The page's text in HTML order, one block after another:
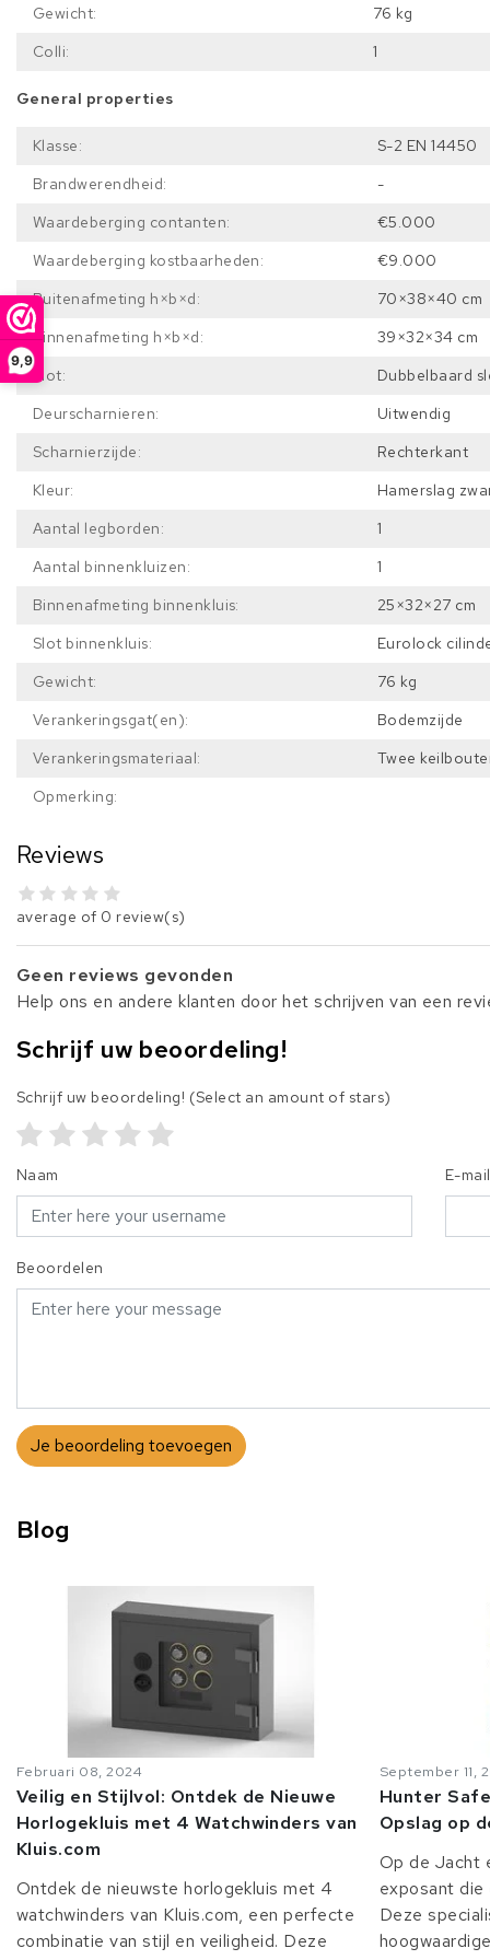
9,9
Gewicht:
76 kg
Colli:
1
General properties
Klasse:
S-2 EN 14450
Brandwerendheid:
-
Waardeberging contanten:
€5.000
Waardeberging kostbaarheden:
€9.000
Buitenafmeting h×b×d:
70×38×40 cm
Binnenafmeting h×b×d:
39×32×34 cm
Slot:
Dubbelbaard
Deurscharnieren:
Uitwendig
Scharnierzijde:
Rechterkant
Kleur:
Hamerslag
Aantal legborden:
1
Aantal binnenkluizen:
1
Binnenafmeting binnenkluis:
25×32×27 cm
Slot binnenkluis:
Eurolock
Gewicht:
76 kg
Verankeringsgat(en):
Bodemzijde
Verankeringsmateriaal:
Twee
Opmerking:
Reviews
average of 0 review(s)
Geen reviews gevonden
Help ons en andere klanten door het schrijven van een
Schrijf uw beoordeling!
Schrijf uw beoordeling! (Select an amount of stars)
Naam E-mail
Beoordelen
Je beoordeling toevoegen
Blog
Februari 08, 2024
Veilig en Stijlvol: Ontdek de Nieuwe
Horlogekluis met 4 Watchwinders van
Kluis.com
Ontdek de nieuwste horlogekluis met 4
watchwinders van Kluis.com, een perfecte
combinatie van stijl en veiligheid. Deze
September 11,
Hunter
Opslag op
Op de Jacht
exposant die
Deze